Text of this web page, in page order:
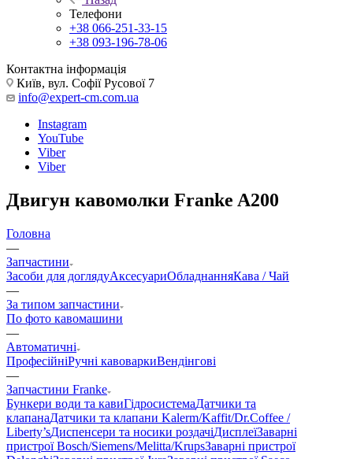
Телефони
+38 066-251-33-15
+38 093-196-78-06
Контактна інформація
Київ, вул. Софії Русової 7
info@expert-cm.com.ua
Instagram
YouTube
Viber
Viber
Двигун кавомолки Franke A200
Головна
—
Запчастини
Засоби для доглядуАксесуариОбладнанняКава / Чай
—
За типом запчастини
По фото кавомашини
—
Автоматичні
ПрофесійніРучні кавоваркиВендінгові
—
Запчастини Franke
Бункери води та кавиГідросистемаДатчики та
клапанаДатчики та клапани Kalerm/Kaffit/Dr.Coffee /
Liberty’sДиспенсери та носики роздачіДисплеїЗаварні
пристрої Bosch/Siemens/Melitta/KrupsЗаварні пристрої